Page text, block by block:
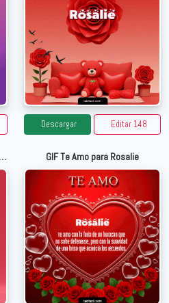
Descargar Editar 148
GIF Te quiero, Te amo, Te extraño para Rosalie GIF Te Amo para Rosalie